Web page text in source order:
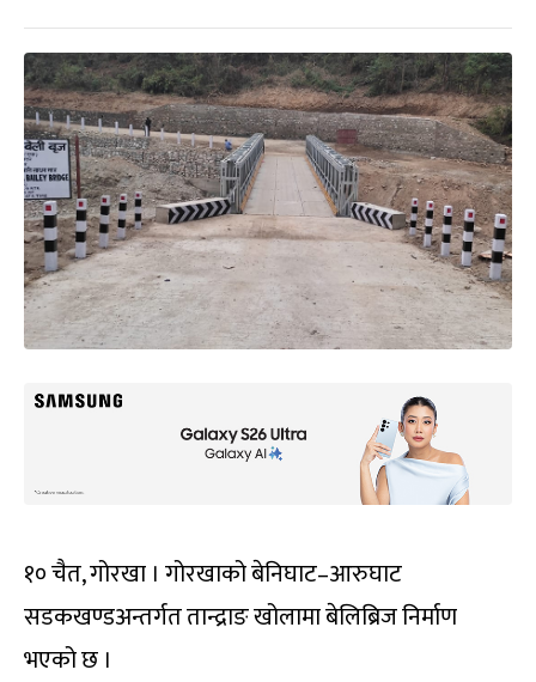
१० चैत, गोरखा । गोरखाको बेनिघाट–आरुघाट
सडकखण्डअन्तर्गत तान्द्राङ खोलामा बेलिब्रिज निर्माण
भएको छ ।